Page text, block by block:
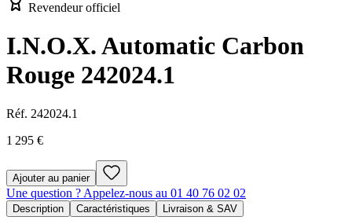
Revendeur officiel
I.N.O.X. Automatic Carbon
Rouge 242024.1
Réf. 242024.1
1 295 €
Ajouter au panier
Une question ? Appelez-nous au 01 40 76 02 02
Description Caractéristiques Livraison & SAV